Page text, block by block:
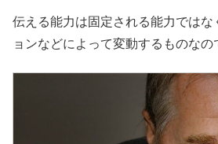
伝える能力は固定される能力ではな
ョンなどによって変動するものなの